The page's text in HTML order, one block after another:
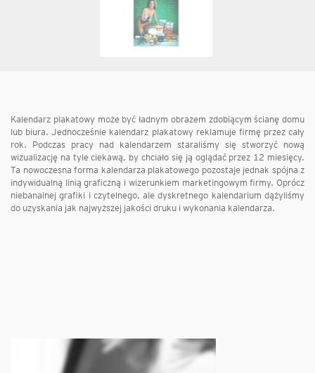
Kalendarz plakatowy może być ładnym obrazem zdobiącym ścianę domu
lub biura. Jednocześnie kalendarz plakatowy reklamuje firmę przez cały
rok. Podczas pracy nad kalendarzem staraliśmy się stworzyć nową
wizualizację na tyle ciekawą, by chciało się ją oglądać przez 12 miesięcy.
Ta nowoczesna forma kalendarza plakatowego pozostaje jednak spójna z
indywidualną linią graficzną i wizerunkiem marketingowym firmy. Oprócz
niebanalnej grafiki i czytelnego, ale dyskretnego kalendarium dążyliśmy
do uzyskania jak najwyższej jakości druku i wykonania kalendarza.